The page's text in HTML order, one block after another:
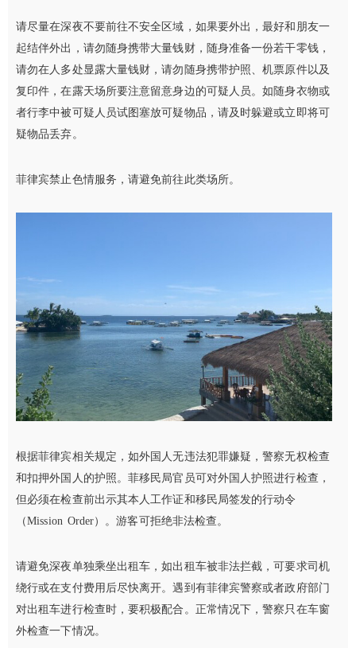
请尽量在深夜不要前往不安全区域，如果要外出，最好和朋友一
起结伴外出，请勿随身携带大量钱财，随身准备一份若干零钱，
请勿在人多处显露大量钱财，请勿随身携带护照、机票原件以及
复印件，在露天场所要注意留意身边的可疑人员。如随身衣物或
者行李中被可疑人员试图塞放可疑物品，请及时躲避或立即将可
疑物品丢弃。
菲律宾禁止色情服务，请避免前往此类场所。
根据菲律宾相关规定，如外国人无违法犯罪嫌疑，警察无权检查
和扣押外国人的护照。菲移民局官员可对外国人护照进行检查，
但必须在检查前出示其本人工作证和移民局签发的行动令
（Mission Order）。游客可拒绝非法检查。
请避免深夜单独乘坐出租车，如出租车被非法拦截，可要求司机
绕行或在支付费用后尽快离开。遇到有菲律宾警察或者政府部门
对出租车进行检查时，要积极配合。正常情况下，警察只在车窗
外检查一下情况。